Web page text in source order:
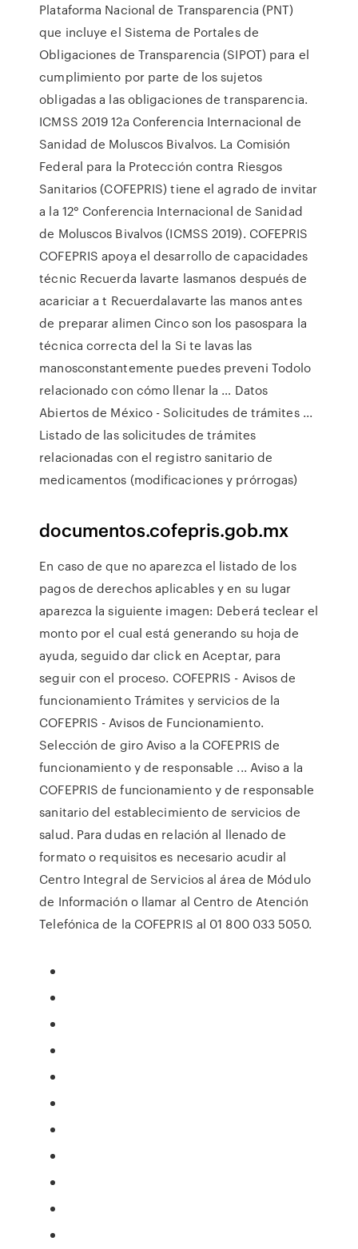
Plataforma Nacional de Transparencia (PNT)
que incluye el Sistema de Portales de
Obligaciones de Transparencia (SIPOT) para el
cumplimiento por parte de los sujetos
obligadas a las obligaciones de transparencia.
ICMSS 2019 12a Conferencia Internacional de
Sanidad de Moluscos Bivalvos. La Comisión
Federal para la Protección contra Riesgos
Sanitarios (COFEPRIS) tiene el agrado de invitar
a la 12° Conferencia Internacional de Sanidad
de Moluscos Bivalvos (ICMSS 2019). COFEPRIS
COFEPRIS apoya el desarrollo de capacidades
técnic Recuerda lavarte lasmanos después de
acariciar a t Recuerdalavarte las manos antes
de preparar alimen Cinco son los pasospara la
técnica correcta del la Si te lavas las
manosconstantemente puedes preveni Todolo
relacionado con cómo llenar la … Datos
Abiertos de México - Solicitudes de trámites ...
Listado de las solicitudes de trámites
relacionadas con el registro sanitario de
medicamentos (modificaciones y prórrogas)
documentos.cofepris.gob.mx
En caso de que no aparezca el listado de los
pagos de derechos aplicables y en su lugar
aparezca la siguiente imagen: Deberá teclear el
monto por el cual está generando su hoja de
ayuda, seguido dar click en Aceptar, para
seguir con el proceso. COFEPRIS - Avisos de
funcionamiento Trámites y servicios de la
COFEPRIS - Avisos de Funcionamiento.
Selección de giro Aviso a la COFEPRIS de
funcionamiento y de responsable ... Aviso a la
COFEPRIS de funcionamiento y de responsable
sanitario del establecimiento de servicios de
salud. Para dudas en relación al llenado de
formato o requisitos es necesario acudir al
Centro Integral de Servicios al área de Módulo
de Información o llamar al Centro de Atención
Telefónica de la COFEPRIS al 01 800 033 5050.